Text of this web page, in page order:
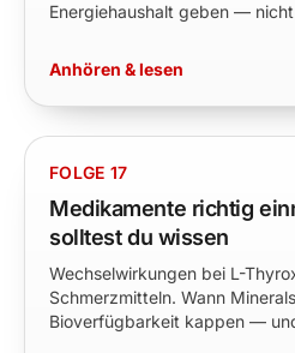
Energiehaushalt geben —
Anhören & lesen
FOLGE 17
Medikamente richtig
solltest du wissen
Wechselwirkungen bei L-
Schmerzmitteln. Wann
Bioverfügbarkeit kappen —